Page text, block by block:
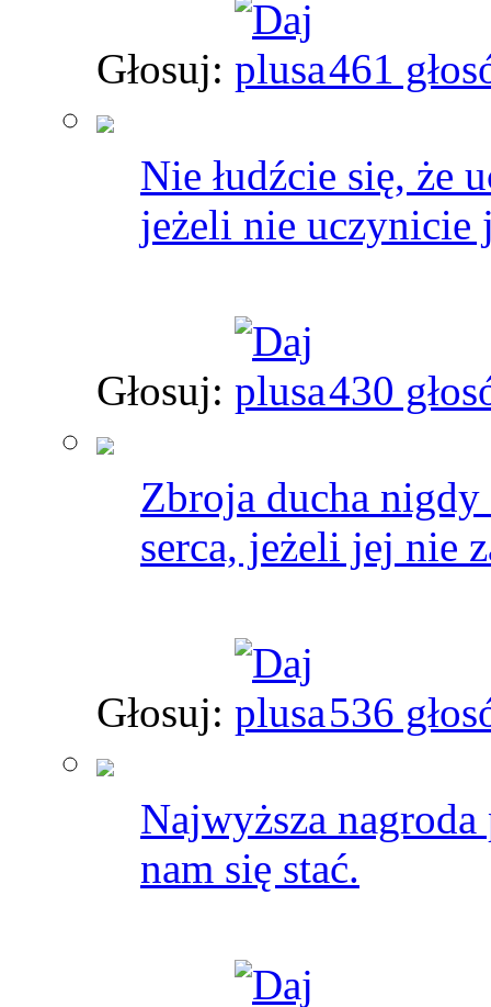
Głosuj: 461
Nie łudźcie się, że
jeżeli nie uczynicie
Głosuj: 430
Zbroja ducha nigdy
serca, jeżeli jej nie
Głosuj: 536
Najwyższa
nam się stać.